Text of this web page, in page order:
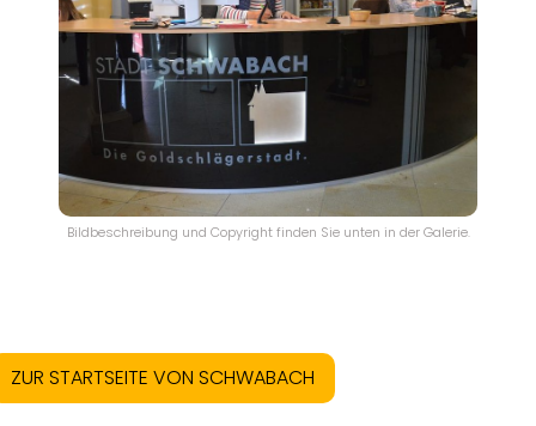
Bildbeschreibung und Copyright finden Sie unten in der Galerie.
ZUR STARTSEITE VON SCHWABACH